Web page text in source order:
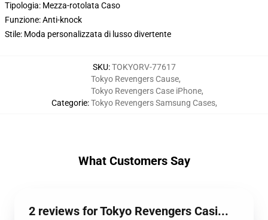
Tipologia: Mezza-rotolata Caso
Funzione: Anti-knock
Stile: Moda personalizzata di lusso divertente
SKU:TOKYORV-77617
Categorie:
Tokyo Revengers Cause,
Tokyo Revengers Case iPhone,
Tokyo Revengers Samsung Cases,
What Customers Say
2 reviews for Tokyo Revengers Casi...